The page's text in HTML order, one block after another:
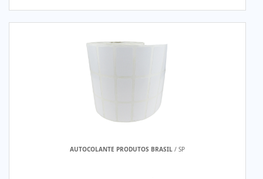
AUTOCOLANTE PRODUTOS BRASIL / SP